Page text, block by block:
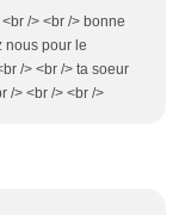
/> <br /> bonne
pour le
/> <br /> ta soeur
/> <br /> <br />